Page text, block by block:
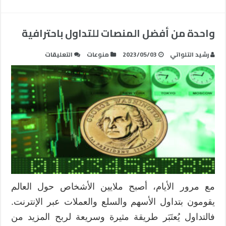
واحدة من أفضل المنصات للتداول باحترافية
رشيد التلواتي 2023/05/03 منوعات التعليقات
واحدة
من
أفضل
المنصات
للتداول
باحترافية
مغلقة
مع مرور الأيام، أصبح ملايين الأشخاص حول العالم
يقومون بتداول الأسهم والسلع والعملات عبر الإنترنت.
فالتداول يُعتَبَر طريقة مثيرة وسريعة لربح المزيد من